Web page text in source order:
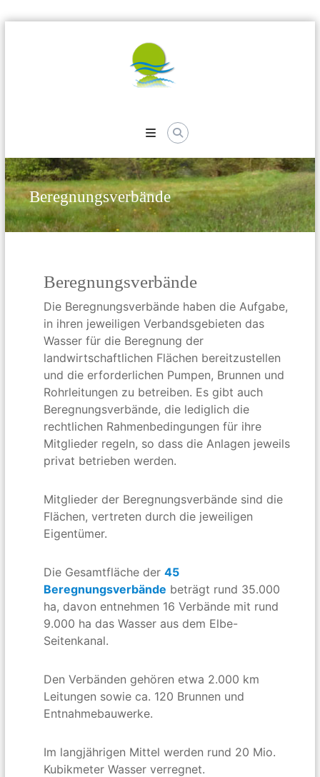
Kreisverband
der
Wasser-
und
Bodenverbände
Uelzen
Beregnungsverbände
Beregnungsverbände
Die Beregnungsverbände haben die Aufgabe,
in ihren jeweiligen Verbandsgebieten das
Wasser für die Beregnung der
landwirtschaftlichen Flächen bereitzustellen
und die erforderlichen Pumpen, Brunnen und
Rohrleitungen zu betreiben. Es gibt auch
Beregnungsverbände, die lediglich die
rechtlichen Rahmenbedingungen für ihre
Mitglieder regeln, so dass die Anlagen jeweils
privat betrieben werden.
Mitglieder der Beregnungsverbände sind die
Flächen, vertreten durch die jeweiligen
Eigentümer.
Die Gesamtfläche der45
Beregnungsverbände beträgt rund 35.000
ha, davon entnehmen 16 Verbände mit rund
9.000 ha das Wasser aus dem Elbe-
Seitenkanal.
Den Verbänden gehören etwa 2.000 km
Leitungen sowie ca. 120 Brunnen und
Entnahmebauwerke.
Im langjährigen Mittel werden rund 20 Mio.
Kubikmeter Wasser verregnet.